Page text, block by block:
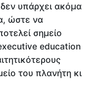
υπάρχει ακόμα
ώστε να
σημείο
education
του πλανήτη κι